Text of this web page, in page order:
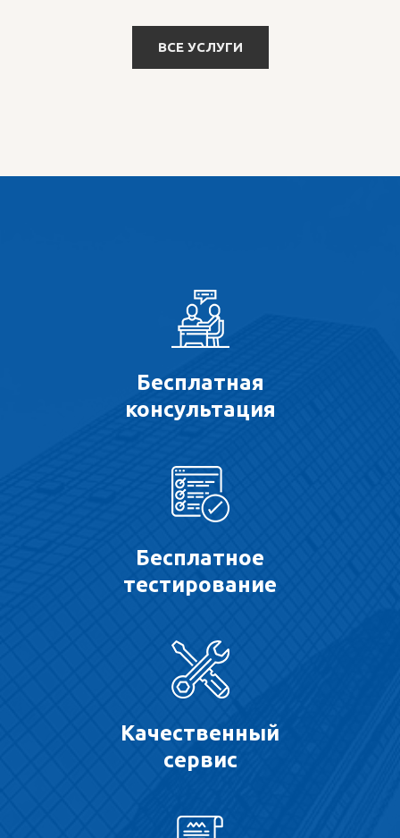
ВСЕ УСЛУГИ
Бесплатная
консультация
Бесплатное
тестирование
Качественный
сервис